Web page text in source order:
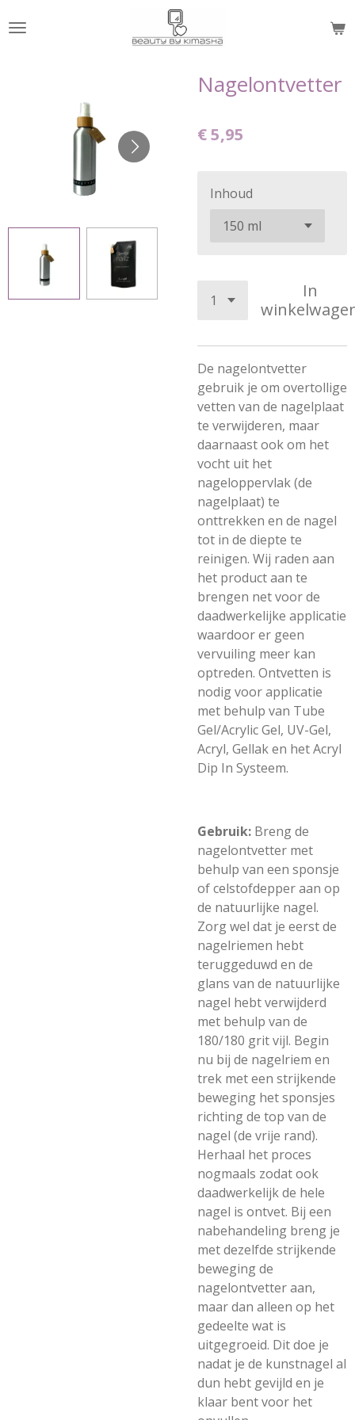
direct
Nagelontvetter
€ 5,95
Inhoud
In
De nagelontvetter
gebruik je om overtollige
vetten van de nagelplaat
te verwijderen, maar
daarnaast ook om het
vocht uit het
nageloppervlak (de
nagelplaat) te
onttrekken en de nagel
tot in de diepte te
reinigen. Wij raden aan
het product aan te
brengen net voor de
daadwerkelijke applicatie
waardoor er geen
vervuiling meer kan
optreden. Ontvetten is
nodig voor applicatie
met behulp van Tube
Gel/Acrylic Gel, UV-Gel,
Acryl, Gellak en het Acryl
Dip In Systeem.
Gebruik: Breng de
nagelontvetter met
behulp van een sponsje
of celstofdepper aan op
de natuurlijke nagel.
Zorg wel dat je eerst de
nagelriemen hebt
teruggeduwd en de
glans van de natuurlijke
nagel hebt verwijderd
met behulp van de
180/180 grit vijl. Begin
nu bij de nagelriem en
trek met een strijkende
beweging het sponsjes
richting de top van de
nagel (de vrije rand).
Herhaal het proces
nogmaals zodat ook
daadwerkelijk de hele
nagel is ontvet. Bij een
nabehandeling breng je
met dezelfde strijkende
beweging de
nagelontvetter aan,
maar dan alleen op het
gedeelte wat is
uitgegroeid. Dit doe je
nadat je de kunstnagel al
dun hebt gevijld en je
klaar bent voor het